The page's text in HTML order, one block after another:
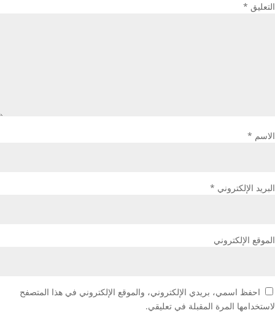
التعليق *
الاسم *
البريد الإلكتروني *
الموقع الإلكتروني
احفظ اسمي، بريدي الإلكتروني، والموقع الإلكتروني في هذا المتصفح
لاستخدامها المرة المقبلة في تعليقي.